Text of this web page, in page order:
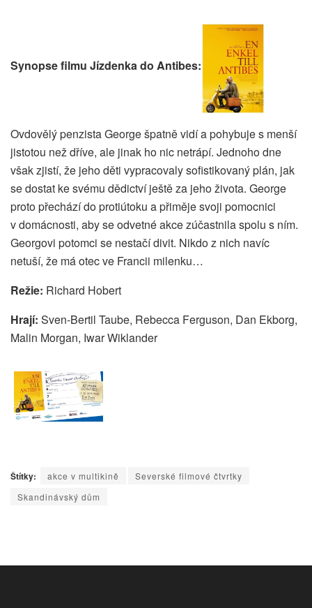
Synopse filmu Jízdenka do Antibes:
Ovdovělý penzista George špatně vidí a pohybuje s menší
jistotou než dříve, ale jinak ho nic netrápí. Jednoho dne
však zjistí, že jeho děti vypracovaly sofistikovaný plán, jak
se dostat ke svému dědictví ještě za jeho života. George
proto přechází do protiútoku a přiměje svoji pomocnici
v domácnosti, aby se odvetné akce zúčastnila spolu s ním.
Georgovi potomci se nestačí divit. Nikdo z nich navíc
netuší, že má otec ve Francii milenku…
Režie: Richard Hobert
Hrají: Sven-Bertil Taube, Rebecca Ferguson, Dan Ekborg,
Malin Morgan, Iwar Wiklander
Štítky: akce v multikině
Severské filmové čtvrtky
Skandinávský dům